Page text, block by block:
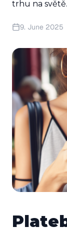
trhu na světě.
9. June 2025